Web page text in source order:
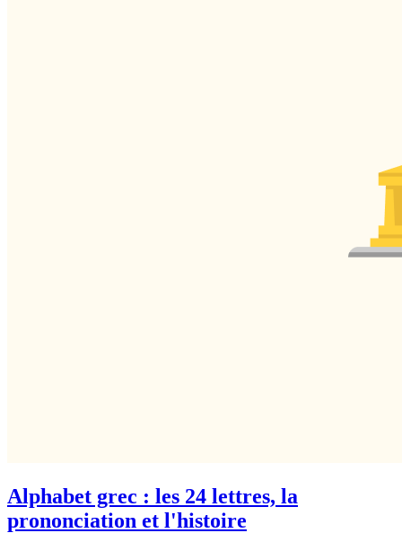
Alphabet grec : les 24 lettres, la
prononciation et l'histoire